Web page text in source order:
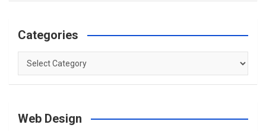
Categories
Categories
Web Design